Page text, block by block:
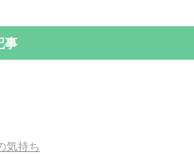
事
気持ち